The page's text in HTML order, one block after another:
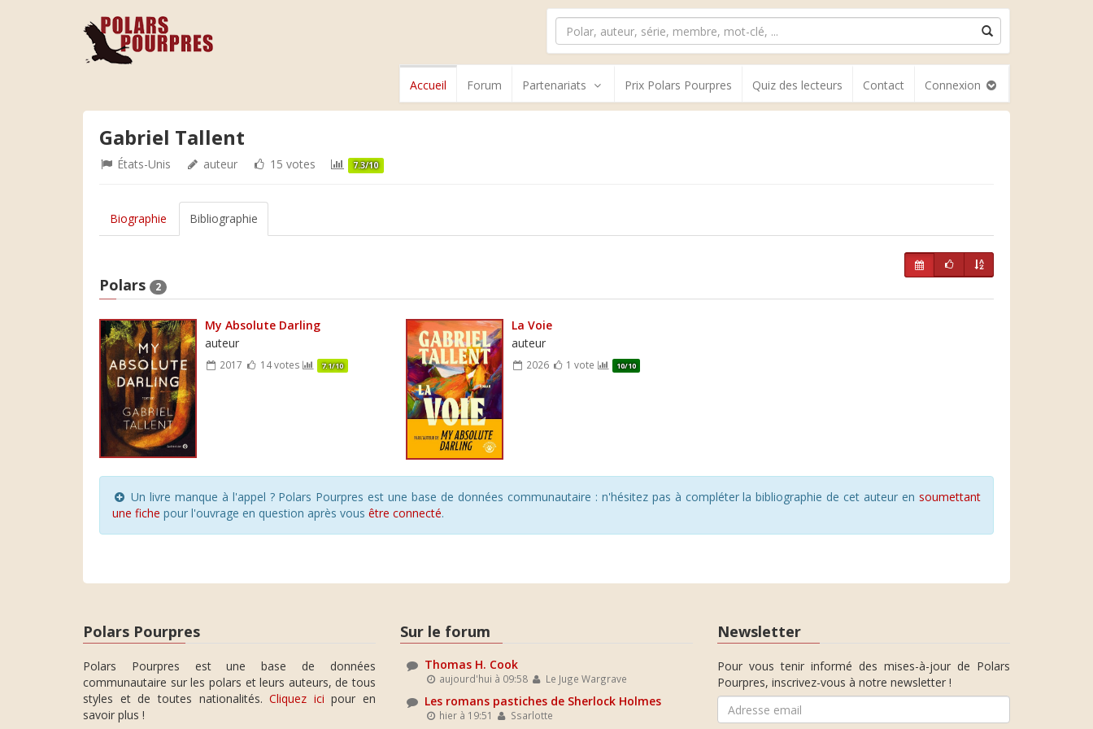
Accueil Forum Partenariats Prix Polars Pourpres Quiz des lecteurs Contact Connexion
Gabriel Tallent
États-Unis auteur 15 votes 7.3/10
Biographie Bibliographie
Polars 2
My Absolute Darling
auteur
2017 14 votes 7.1/10
La Voie
auteur
2026 1 vote 10/10
Un livre manque à l'appel ? Polars Pourpres est une base de données communautaire : n'hésitez pas à compléter la bibliographie de cet auteur en soumettant
une fiche pour l'ouvrage en question après vous être connecté.
Polars Pourpres
Polars Pourpres est une base de données
communautaire sur les polars et leurs auteurs, de tous
styles et de toutes nationalités.Cliquez ici pour en
savoir plus !
Sur le forum
Thomas H. Cook
aujourd'hui à 09:58 Le Juge Wargrave
Les romans pastiches de Sherlock Holmes
hier à 19:51 Ssarlotte
Newsletter
Pour vous tenir informé des mises-à-jour de Polars
Pourpres, inscrivez-vous à notre newsletter !